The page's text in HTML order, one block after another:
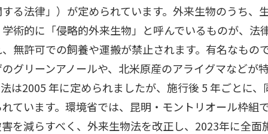
る法律」）が定められています。外来生物のうち、
術的に「侵略的外来生物」と呼んでいるものが、法
無許可での飼養や運搬が禁止されます。有名なもの
グリーンアノールや、北米原産のアライグマなどが
は2005 年に定められましたが、施行後 5 年ごとに
ています。環境省では、昆明・モントリオール枠組
を減らすべく、外来生物法を改正し、2023年に全面